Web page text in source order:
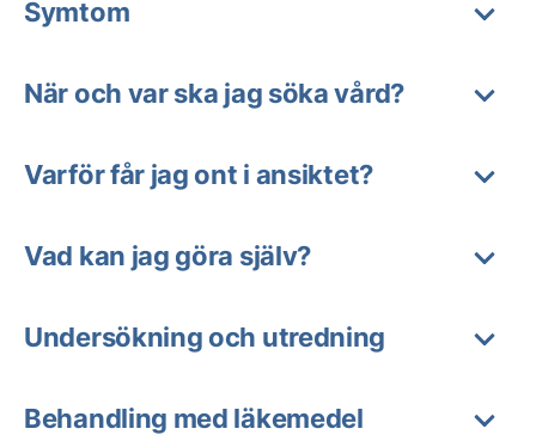
Symtom
När och var ska jag söka vård?
Varför får jag ont i ansiktet?
Vad kan jag göra själv?
Undersökning och utredning
Behandling med läkemedel